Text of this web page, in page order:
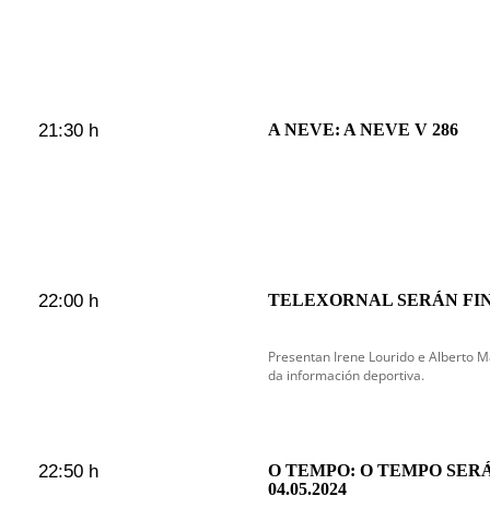
21:30 h A NEVE: A NEVE V 286
22:00 h TELEXORNAL SERÁN
Presentan Irene Lourido e Alberto
da información deportiva.
22:50 h
O TEMPO: O TEMPO
04.05.2024